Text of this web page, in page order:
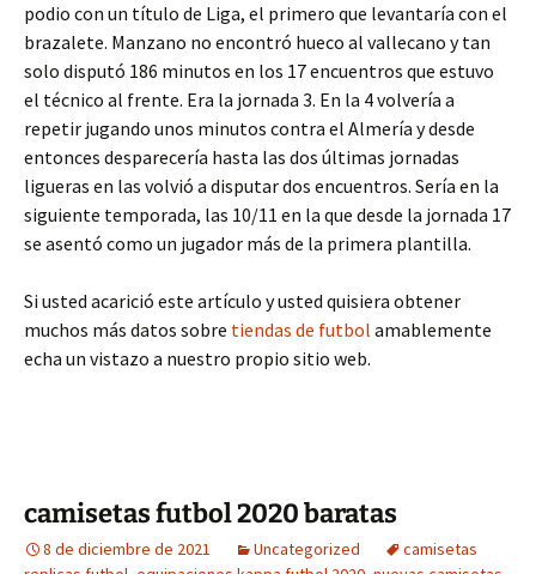
podio con un título de Liga, el primero que levantaría con el
brazalete. Manzano no encontró hueco al vallecano y tan
solo disputó 186 minutos en los 17 encuentros que estuvo
el técnico al frente. Era la jornada 3. En la 4 volvería a
repetir jugando unos minutos contra el Almería y desde
entonces desparecería hasta las dos últimas jornadas
ligueras en las volvió a disputar dos encuentros. Sería en la
siguiente temporada, las 10/11 en la que desde la jornada 17
se asentó como un jugador más de la primera plantilla.
Si usted acarició este artículo y usted quisiera obtener
muchos más datos sobre tiendas de futbol amablemente
echa un vistazo a nuestro propio sitio web.
camisetas futbol 2020 baratas
8 de diciembre de 2021 Uncategorized
camisetas